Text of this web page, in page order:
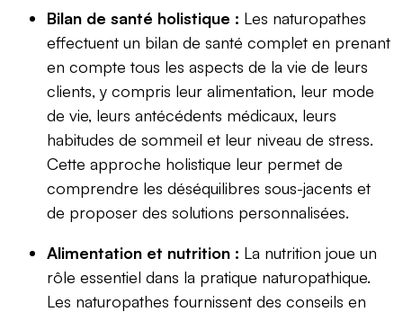
Bilan de santé holistique : Les naturopathes
effectuent un bilan de santé complet en prenant
en compte tous les aspects de la vie de leurs
clients, y compris leur alimentation, leur mode
de vie, leurs antécédents médicaux, leurs
habitudes de sommeil et leur niveau de stress.
Cette approche holistique leur permet de
comprendre les déséquilibres sous-jacents et
de proposer des solutions personnalisées.
Alimentation et nutrition : La nutrition joue un
rôle essentiel dans la pratique naturopathique.
Les naturopathes fournissent des conseils en